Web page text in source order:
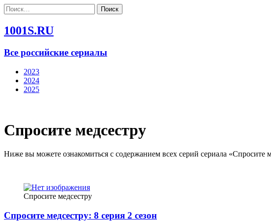
Найти:
1001S.RU
Все российские сериалы
2023
2024
2025
Спросите медсестру
Ниже вы можете ознакомиться с содержанием всех серий сериала «Спросите
Спросите медсестру
Спросите медсестру: 8 серия 2 сезон